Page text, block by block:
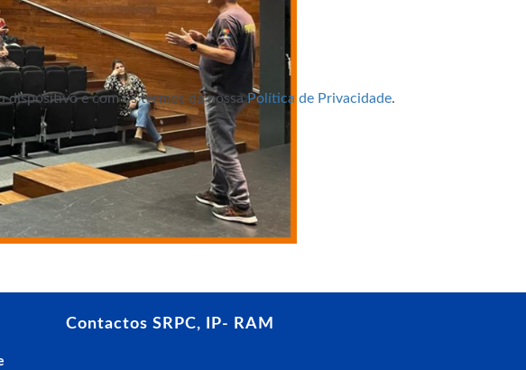
Contactos SRPC, IP- RAM
dispositivo e com os termos da nossaPolítica de Privacidade.